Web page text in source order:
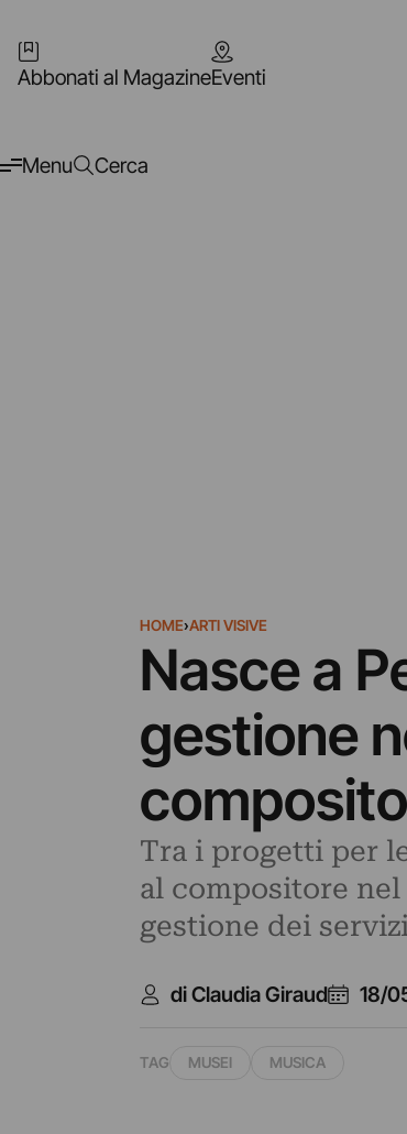
Abbonati al MagazineEventi
Menu Cerca
HOME›ARTI VISIVE
Nasce a
gestione
Tra i progetti per
al compositore
gestione dei
di Claudia Giraud 18/
TAG MUSEI MUSICA